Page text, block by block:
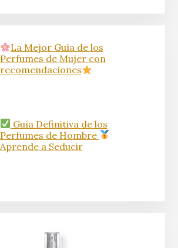
La Mejor Guía de los
Perfumes de Mujer con
recomendaciones
Guía Definitiva de los
Perfumes de Hombre
Aprende a Seducir